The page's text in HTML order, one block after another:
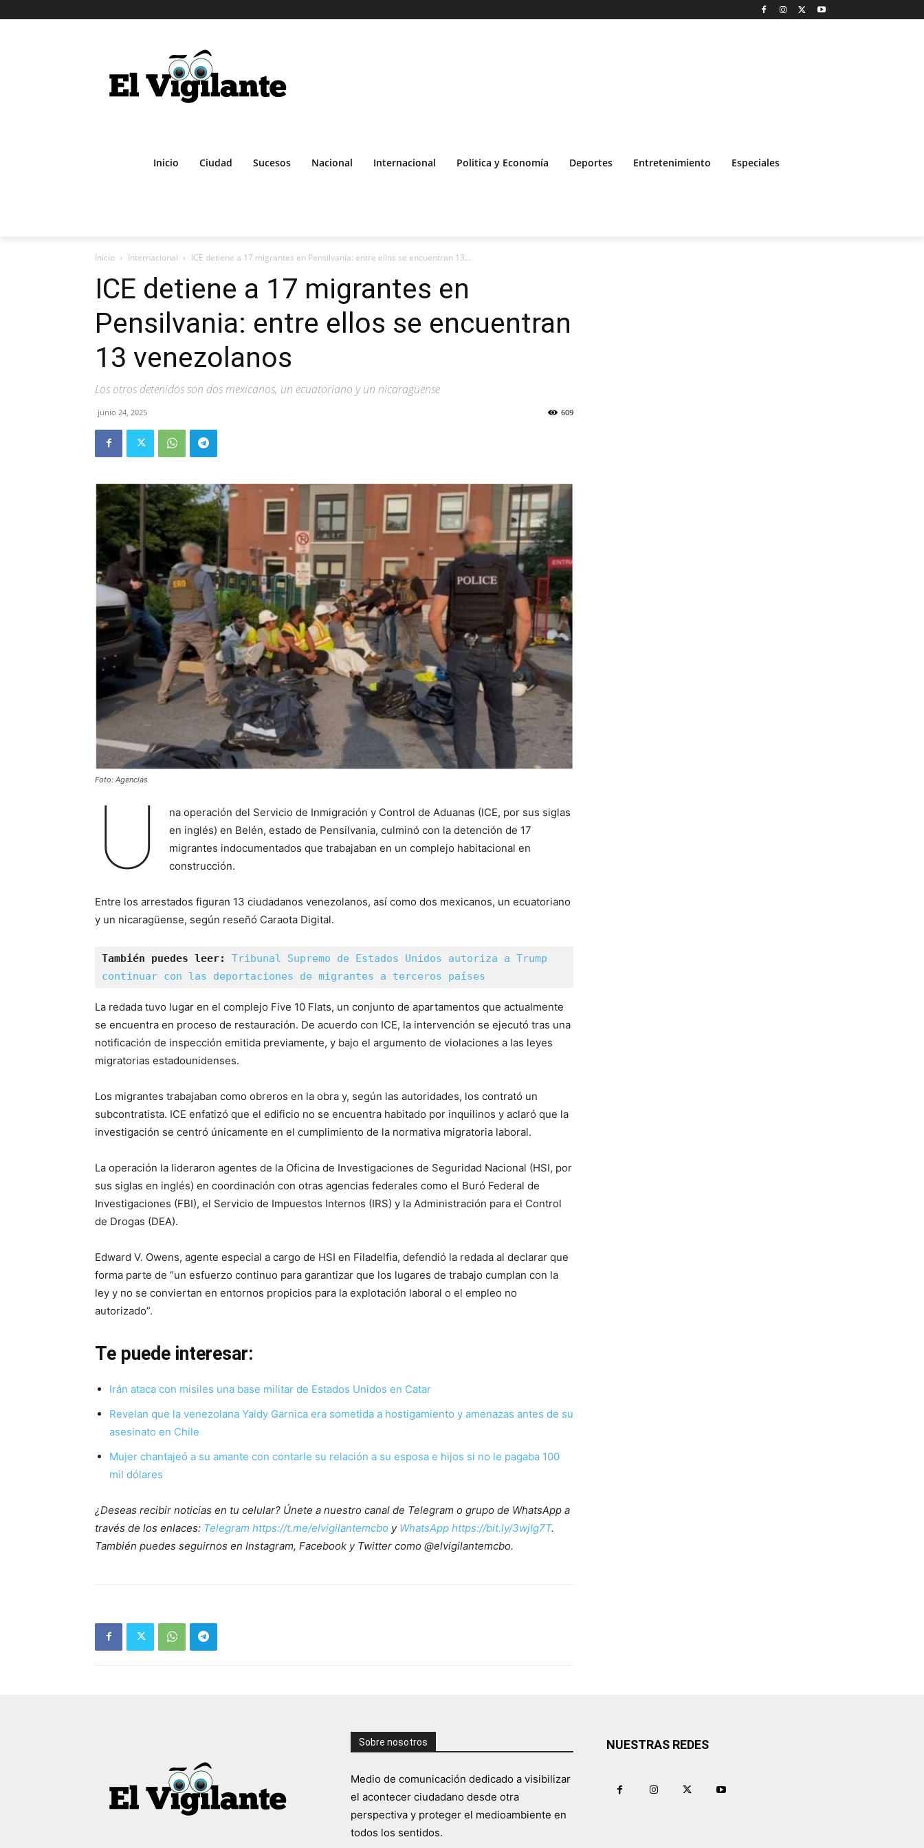
Inicio Ciudad Sucesos Nacional Internacional Politica y Economía Deportes Entretenimiento Especiales
Inicio Internacional ICE detiene a 17 migrantes en Pensilvania: entre ellos se encuentran 13...
ICE detiene a 17 migrantes en
Pensilvania: entre ellos se encuentran
13 venezolanos
Los otros detenidos son dos mexicanos, un ecuatoriano y un nicaragüense
junio 24, 2025 609
Foto: Agencias
U
na operación del Servicio de Inmigración y Control de Aduanas (ICE, por sus siglas
en inglés) en Belén, estado de Pensilvania, culminó con la detención de 17
migrantes indocumentados que trabajaban en un complejo habitacional en
construcción.
Entre los arrestados figuran 13 ciudadanos venezolanos, así como dos mexicanos, un ecuatoriano
y un nicaragüense, según reseñó Caraota Digital.
También puedes leer:
Tribunal Supremo de Estados Unidos autoriza a Trump
continuar con las deportaciones de migrantes a terceros países
La redada tuvo lugar en el complejo Five 10 Flats, un conjunto de apartamentos que actualmente
se encuentra en proceso de restauración. De acuerdo con ICE, la intervención se ejecutó tras una
notificación de inspección emitida previamente, y bajo el argumento de violaciones a las leyes
migratorias estadounidenses.
Los migrantes trabajaban como obreros en la obra y, según las autoridades, los contrató un
subcontratista. ICE enfatizó que el edificio no se encuentra habitado por inquilinos y aclaró que la
investigación se centró únicamente en el cumplimiento de la normativa migratoria laboral.
La operación la lideraron agentes de la Oficina de Investigaciones de Seguridad Nacional (HSI, por
sus siglas en inglés) en coordinación con otras agencias federales como el Buró Federal de
Investigaciones (FBI), el Servicio de Impuestos Internos (IRS) y la Administración para el Control
de Drogas (DEA).
Edward V. Owens, agente especial a cargo de HSI en Filadelfia, defendió la redada al declarar que
forma parte de “un esfuerzo continuo para garantizar que los lugares de trabajo cumplan con la
ley y no se conviertan en entornos propicios para la explotación laboral o el empleo no
autorizado”.
Te puede interesar:
Irán ataca con misiles una base militar de Estados Unidos en Catar
Revelan que la venezolana Yaidy Garnica era sometida a hostigamiento y amenazas antes de su
asesinato en Chile
Mujer chantajeó a su amante con contarle su relación a su esposa e hijos si no le pagaba 100
mil dólares
¿Deseas recibir noticias en tu celular? Únete a nuestro canal de Telegram o grupo de WhatsApp a
través de los enlaces: Telegram https://t.me/elvigilantemcbo y WhatsApp https://bit.ly/3wjIg7T.
También puedes seguirnos en Instagram, Facebook y Twitter como @elvigilantemcbo.
Sobre nosotros
Medio de comunicación dedicado a visibilizar
el acontecer ciudadano desde otra
perspectiva y proteger el medioambiente en
todos los sentidos.
NUESTRAS REDES